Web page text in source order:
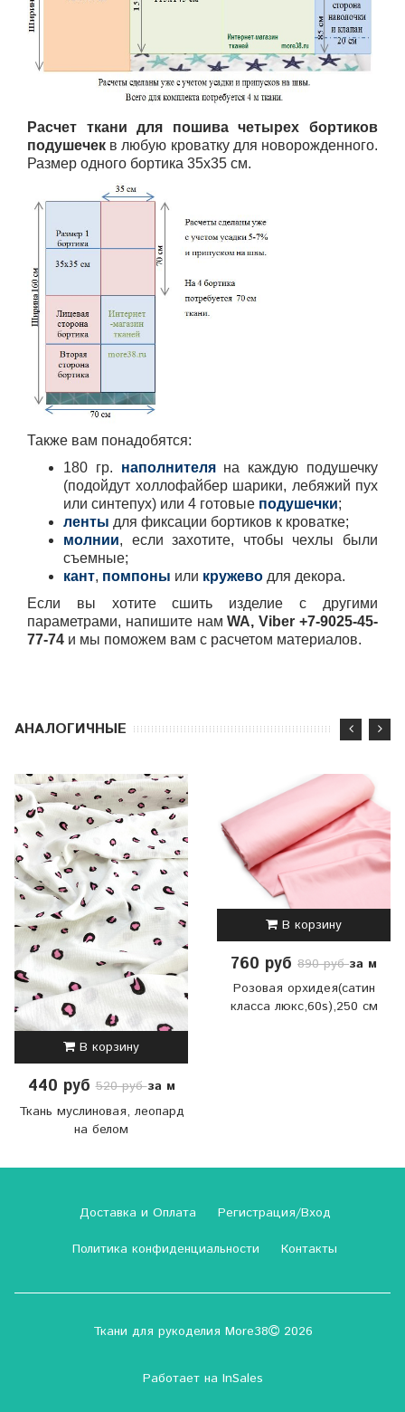
Расчет ткани для пошивачетырех бортиков
подушечек в любую кроватку для новорожденного.
Размер одного бортика 35х35 см.
Также вам понадобятся:
180 гр. наполнителя на каждую подушечку
(подойдут холлофайбер шарики, лебяжий пух
или синтепух) или 4 готовые подушечки;
ленты для фиксации бортиков к кроватке;
молнии, если захотите, чтобы чехлы были
съемные;
кант, помпоны или кружево для декора.
Если вы хотите сшить изделие с другими
параметрами, напишите намWA, Viber +7-9025-45-
77-74 и мы поможем вам с расчетом материалов.
АНАЛОГИЧНЫЕ
В корзину
440 руб520 рубза м
Ткань муслиновая, леопард
на белом
В корзину
760 руб 890 рубза м
Розовая орхидея(сатин
класса люкс,60s),250 см
Доставка и Оплата
Регистрация/Вход
Политика конфиденциальности
Контакты
Ткани для рукоделия More38 2026
Работает на InSales